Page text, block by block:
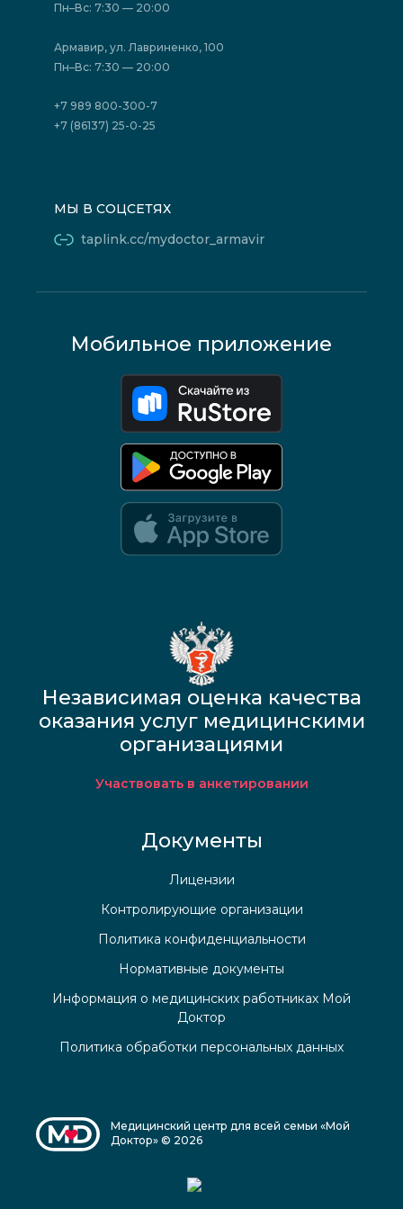
Политика конфиденциальности
Акции
Отзывы
Государственные программы
Юридическим лицам
Пн–Вс: 7:30 — 20:00
Армавир, ул. Лавриненко, 100
Пн–Вс: 7:30 — 20:00
+7 989 800-300-7
+7 (86137) 25-0-25
МЫ В СОЦСЕТЯХ
taplink.cc/mydoctor_armavir
Мобильное приложение
Независимая оценка качества
оказания услуг медицинскими
организациями
Участвовать в анкетировании
Документы
Лицензии
Контролирующие организации
Политика конфиденциальности
Нормативные документы
Информация о медицинских работниках Мой
Доктор
Политика обработки персональных данных
Медицинский центр для всей семьи «Мой
Доктор» © 2026